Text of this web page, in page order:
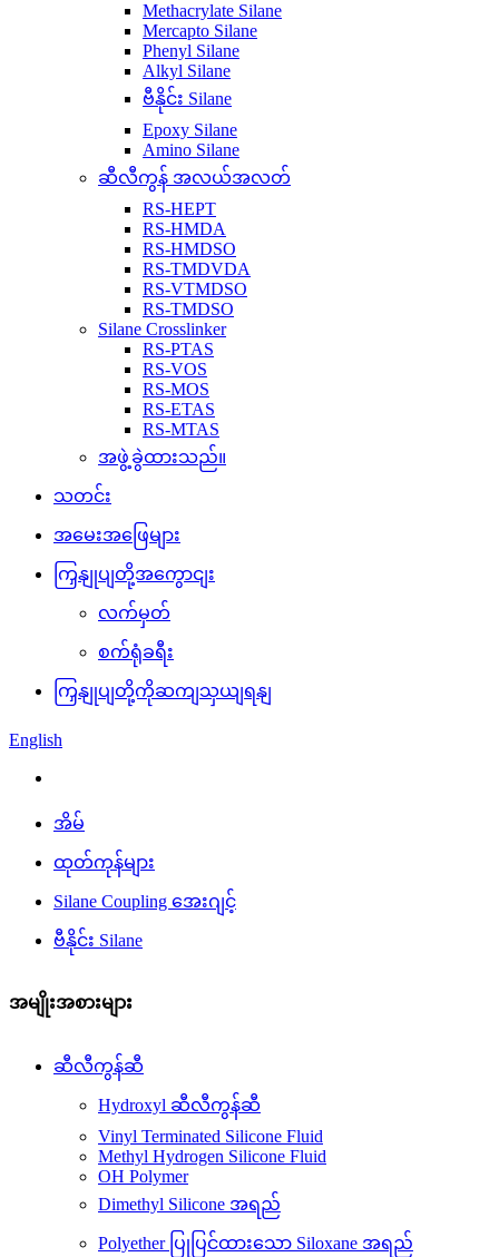
Methacrylate Silane
Mercapto Silane
Phenyl Silane
Alkyl Silane
ဗီနိုင်း Silane
Epoxy Silane
Amino Silane
ဆီလီကွန် အလယ်အလတ်
RS-HEPT
RS-HMDA
RS-HMDSO
RS-TMDVDA
RS-VTMDSO
RS-TMDSO
Silane Crosslinker
RS-PTAS
RS-VOS
RS-MOS
RS-ETAS
RS-MTAS
အဖွဲ့ခွဲထားသည်။
သတင်း
အမေးအဖြေများ
ကြှနျုပျတို့အကွောငျး
လက်မှတ်
စက်ရုံခရီး
ကြှနျုပျတို့ကိုဆကျသှယျရနျ
English
အိမ်
ထုတ်ကုန်များ
Silane Coupling အေးဂျင့်
ဗီနိုင်း Silane
အမျိုးအစားများ
ဆီလီကွန်ဆီ
Hydroxyl ဆီလီကွန်ဆီ
Vinyl Terminated Silicone Fluid
Methyl Hydrogen Silicone Fluid
OH Polymer
Dimethyl Silicone အရည်
Polyether ပြုပြင်ထားသော Siloxane အရည်